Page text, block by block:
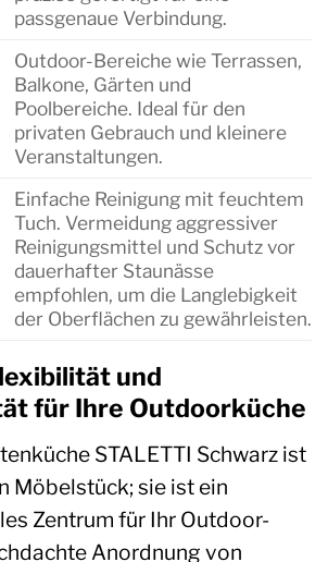
passgenaue Verbindung.
Outdoor-Bereiche wie Terrassen,
Balkone, Gärten und
Poolbereiche. Ideal für den
privaten Gebrauch und kleinere
Veranstaltungen.
Einfache Reinigung mit feuchtem
Tuch. Vermeidung aggressiver
Reinigungsmittel und Schutz vor
dauerhafter Staunässe
empfohlen, um die Langlebigkeit
der Oberflächen zu gewährleisten.
und
für Ihre Outdoorküche
STALETTI Schwarz ist
Möbelstück; sie ist ein
Zentrum für Ihr Outdoor-
Anordnung von